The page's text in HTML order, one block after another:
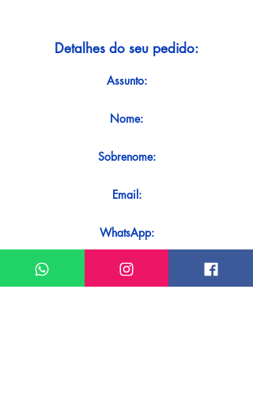
Detalhes do seu pedido:
Assunto:
Nome:
Sobrenome:
Email:
WhatsApp:
Mensagem: